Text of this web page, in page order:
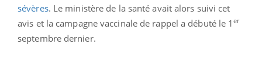
sévères. Le ministère de la santé avait alors suivi cet
avis et la campagne vaccinale de rappel a débuté le 1er
septembre dernier.